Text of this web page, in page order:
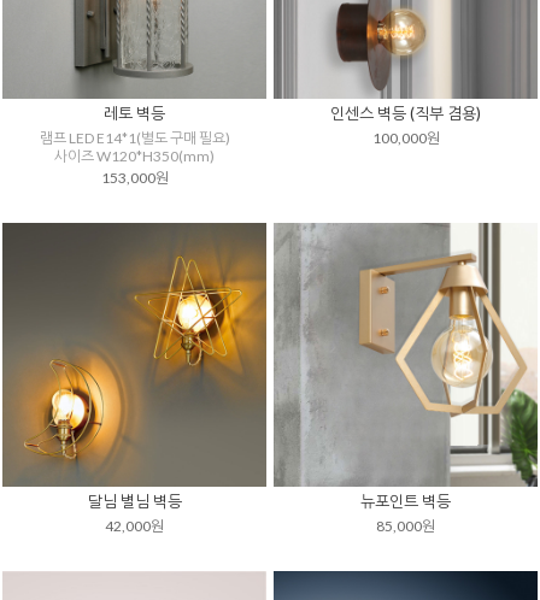
레토 벽등
램프 LED E14*1(별도 구매 필요)
사이즈 W120*H350(mm)
153,000원
인센스 벽등 (직부 겸용)
100,000원
달님 별님 벽등
42,000원
뉴포인트 벽등
85,000원